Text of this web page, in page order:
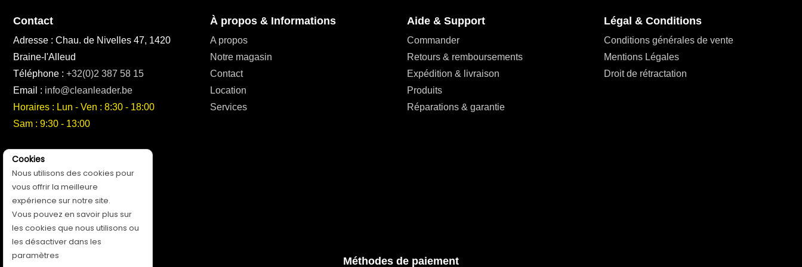
Cookies
Nous utilisons des cookies pour
vous offrir la meilleure
expérience sur notre site.
Vous pouvez en savoir plus sur
les cookies que nous utilisons ou
les désactiver dans les
paramètres
Contact
Adresse : Chau. de Nivelles 47, 1420
Braine-l'Alleud
Téléphone : +32(0)2 387 58 15
Email : info@cleanleader.be
Horaires : Lun - Ven : 8:30 - 18:00
Sam : 9:30 - 13:00
À propos & Informations
A propos
Notre magasin
Contact
Location
Services
Aide & Support
Commander
Retours & remboursements
Expédition & livraison
Produits
Réparations & garantie
Légal & Conditions
Conditions générales de vente
Mentions Légales
Droit de rétractation
Suivez-nous!
Méthodes de paiement